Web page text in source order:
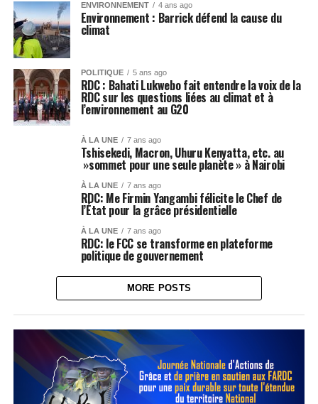
ENVIRONNEMENT 4 ans ago
Environnement : Barrick défend la cause du
climat
POLITIQUE 5 ans ago
RDC : Bahati Lukwebo fait entendre la voix de la
RDC sur les questions liées au climat et à
l’environnement au G20
À LA UNE 7 ans ago
Tshisekedi, Macron, Uhuru Kenyatta, etc. au
»sommet pour une seule planète » à Nairobi
À LA UNE 7 ans ago
RDC: Me Firmin Yangambi félicite le Chef de
l’État pour la grâce présidentielle
À LA UNE 7 ans ago
RDC: le FCC se transforme en plateforme
politique de gouvernement
MORE POSTS